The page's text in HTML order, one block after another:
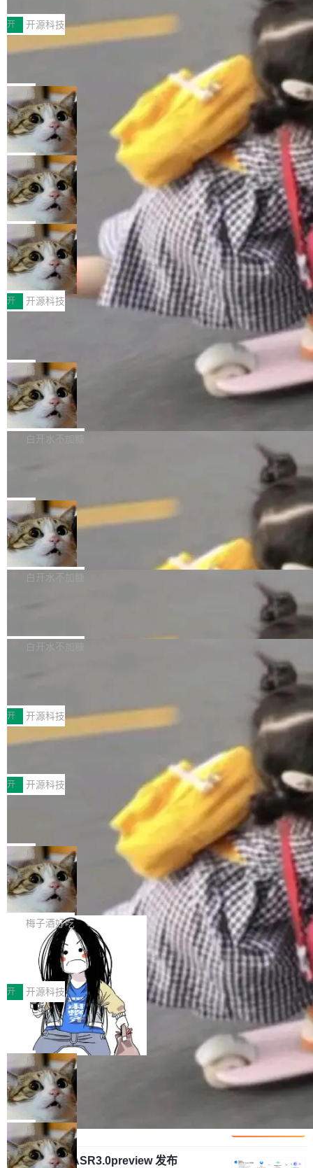
常维护操作，并完整支持 Iceberg V3 格式。
村国家自主创新示范区会议中心开幕。本届大会
由中关村智联软件服务业质量创新联盟主办，以
“智构可信·质创未来——AI原生时代的质量新范
式”为主题，直面AI从实验室走向规模化产业落地
的核心质量命题。会上，《2026智能研发生产力
工具选型手册》发布，Testin云测的Testin XAge
nt智能测试系统入选AI测试领域代表产品。对CI
O而言，这提示了一个转变：AI测试正在从效率
工具升级为企业的质量基础设施。 CIO面对的新
现实 过去两年，CIO们的焦虑清单上多了两项：
一是如何让大模型和智能体应用安全地从PoC走
向生产，二是如何让测试团队跟得上AI应用...
开 开源科技
让非法状态不可表示：一篇关于 ADT
有一种东西，一旦用过就回不去了。Alex Fedos
eev 管它叫"软件设计的基石"。 他说的东西不新
鲜——代数数据类型（ADT），尤其是和类型
（sum type）。但他说清楚了一件事：这不是类
型系统的学术体操，是日常编码的思维方式。 文
章从一个简单的例子切入。一个网站的深色主题
设置，如果用布尔值 + 可空字段来表示——bool
ean 表示是否可切换，nullable 的默认模式、浅
色方案、深色方案——会产生大量无意义的组
合。方案缺了、配置冲突了、全 null 了。要知道
哪些组合有效，作者说，你得靠"文档、校验、或
者部落知识"。 换个写法。Rust 的 enum，两个
变体：Switchable...
局
Cloudflare 开源内部企业 AI 平台 Clou
dflare OS
Cloudflare 发布了一个开源项目 Cloudflare O
S。如果你只看官方博客，你会觉得这是又一
个"AI 知识库 + 聊天机器人"——每个大厂都在
做，没什么新鲜的。 但 Kenton Varda 在 Twitte
r 上把事情说清楚了： 今天我们发布了 Cloudfla
re OS，一个带连接器的聊天机器人，跟其他所
有科技公司做的一样。只不过，实际上它不一
样。这是 Sandstorm.io 的重制版，我十年前的
那个创业公司。不同的是，这次它构建在 Cloudf
lare Workers 上——我花了九年时间搭建的平台
——并且深度集成了 AI。这基本上是我十年秘密
局
Deno 团队开源 Celld，可自托管的分
布式 Durable Objects
Ryan Dahl 领导的 Deno 团队推出了最新开源项
目 Celld，一个能在自己机器上运行 Cloudflare
Workers 和 Durable Objects 的守护进程。 设
计思路很直接：每个对象是一个独立的 SQLite
数据库，按名称寻址，复制到你自己的 S3 兼容
存储库里。节点之间只通过这个存储库协调——
没有控制平面，没有共识协议。每个对象自带一
个小型数据库，应用天然按分片构建，单个数据
库的竞争和爆炸半径问题在设计层面就被消除
了。 闲置的 cell 会休眠到几乎不占资源。当 cel
l 迁移或唤醒时，新宿主从 S3 恢复 SQLite 数据
库继续执行。存储库是持久化的唯一真相...
局
鲁大师7月新机性能/流畅/AI榜：vivo夺
性能、流畅双第一，三星Galaxy Z系列
新折叠缺席
2026年7月的手机市场，由于存储等硬件成本暴
增，手机厂商的日子也不好过啊，新机速度明显
放缓，因此硝烟味淡了许多。新机参数规格除开
高价的三星折叠（三星Galaxy Z Fold8 Ultra / Z
Fold8 / Z Flip8）外，其余要么是中低端机器，
例如iQOO Z11i、REDMI Note 17、REDMI No
te 17 Pro、OPPO K15，要么是vivo X300 E这
样的次旗舰。 Galaxy Z Fold8 Ultra / Z Fold8 /
Z Flip8三款折叠屏新机均在7月22日发布，且全
部搭载骁龙8 Elite Gen5 for Galaxy，它们本该
开 开源科技
Zed 编辑器团队发布了新项目——DeltaDB，一
个在 git commit 之间记录每一次编辑操作的版
本控制系统。目前处于 Early Access 阶段。 De
ltaDB 的核心思路直接写在 landing page 最显
眼的位置：「Software is made between com
mits」——软件是在 commit 之间写出来的。git
是把这段空隙补上。 回退到任何一次编辑：Delt
aDB 捕获 commit 之间的每一次操作，...
局
SpaceXAI 单季资本开支达 183 亿美元
根据风险投资人Tomer Tunguz 博客（VC 分
析）披露的最新分析与第二季度业绩报告，Spac
微软同期总资本开支的四成。 与亚马逊、Alpha
bet、微软以及 Meta 等传统科技巨头相比，Spa
ceXAI的资金消耗速度尤为引人瞩目。然而，支
撑庞大支出的资金来源却呈现出截然不同的面
貌。数据显示，微软和 Meta 主要依托充沛的经
白开水不加糖
一个在终端里运行的编程 agent；Muse Spark
1.2，驱动这个 agent 的新模型。一句话概括：
你可以用 curl -fsSL https://dev.meta.ai/install.
sh | bash 安装一个能在大项目里自动规划、写
代码、验证结果的 AI 终端工具。 据介绍，Muse
个主 agent 循环，外加一组后台 agent。这些后
局
美团开源 LoHoSearch，用知识图谱校
准 AI 能力认知
机器出题的前提，是让机器拥有全局视野。整个
构建流程可以分为四个环节：建图 → 控制难度
白开水不加糖
库，并将作为transport接入Mooncake TENT。
MPComm将作为一种传输引擎接入Mooncake T
ENT，实现零拷贝传输性能提升30%、非零拷贝
传输性能最高提升5倍。UCL-MPComm底层基
于自研UCL-Engine通信引擎，后续腾讯网平将
持续开源更多基于UCL-Engine的高性能通信组
件。 腾讯网平团队在UCL-MPComm中实现了一
个独立于业务线程的全局通信引擎（Engine），
白开水不加糖
型案例入选名单》，深信服“面向企业研发场景的
开源 AI 编程平台 CoStrict 应用”凭借卓越的技术
创新与落地成效成功入选。 全链路私有化部署，
助力企业AI研发安全落地 当前，越来越多企业已
经开始引入 AI Coding 工具，通过调用公有云模
型或企业内部部署模型提升研发效率。但随着 AI
Coding 从个人辅助工具逐步走向团队级、组织
级应用，企业在规模化落地过程中，对安全性、
可控性和代码质量提出了更高要求。 首先是数据
安全与合规要求。对于大多数普通研发场景，公
有云模型能够满足快速试用和效率提升的需求。
但对于金融、能源、医疗等对数据安全要求较...
开 开源科技
深信服AI算力网关入选工信部人工智能
前不久，工业和信息化部正式发布《2025年人工
智能应用典型案例名单》，集中展示人工智能在
各领域的应用成果，覆盖技术底座、行业赋能、
产品应用、支撑保障、专题等五大方向。深信服
AI算力网关（AI创新平台）成功入选！ 随着各行
各业的Agent走向规模化建设，算力构成形态逐
渐丰富，用户关注的重点也在发生变化：不只是
让AI用起来，还要进一步看清混合算力时代下，
Token花在哪里、算力是否被充分利用，以及持
续增长的AI成本该如何优化。 深信服AI算力网关
正是围绕这些实际问题，从Token治理和成本治
理两个方面，让用户的每一份算力都看得清、管
得住、用得稳、省得下、更安全！ 一、从现在开
始，Token使用一目...
开 开源科技
Jeff Dean 离开 Google：一个时代的结
束，一个实验室的开始
Google 员工编号 20。MapReduce 作者之一。
Bigtable 作者之一。TensorFlow 的作者之一。
Gemini 的架构师。Google 首席科学家。 Jeff D
ean 在 Google 工作了 27 年后，宣布离职。 他
不是一个人走。一同离开的还有 Sanjay Ghema
wat（Google 员工编号 23，Jeff Dean 二十多
年的编程搭档，MapReduce 和 Bigtable 的共同
作者）、Quoc Le（Google 大脑核心成员，Se
q2Seq 和 DocAI 的共同发明人）以及 Oriol Vin
yals（Gemini 联合负责人，AlphaSta...
局
🔥 SolonCode v2026.8.4 发布：界面
字体可调、22 种语言、记忆搜索增强
打开终端就能上岗的全中文编码智能体，这一轮
把「看得清、用母语、记得住」三件事一次补
齐。 SolonCode 是什么 SolonCode 是杭州无
耳科技研发的企业级终端编码智能体——一位全
中文驱动的数字员工，自主理解需求、规划步
骤、编写代码。不挑模型、不挑平台，curl 一行
装完即用。 开源地址：Gitee · GitCode · GitHu
b 安装 支持 Java 8+（8~26）、macOS / Linu
x / Windows / Harmony PC。 # macOS / Linu
x / Harmony PC curl -fsSL https://solon.noea
r.org/solon...
梅子酒好吃
让“代码语义理解”深度释放AI Coding
价值潜能：华为云码道（CodeArts）
代码仓技术解析
一、代码仓深度理解技术的作用与价值 在软件工
程实践中，代码仓是企业核心知识资产的主要载
体。企业级代码仓库通常包含数十万乃至数百万
个文件，其规模远超单次模型调用可承载的上下
文窗口。随着项目规模的持续扩张与代码历史的
不断累积，代码仓中的模块关系、接口契约、业
务逻辑等关键信息往往分散于数十乃至数百个文
件之中，形成高度复杂的知识关联网络。传统的
代码检索手段（如关键词匹配、目录遍历）仅能
在语法层面完成文本定位，难以触及代码的语义
内涵与结构关联，导致开发者使用代码智能体在
理解大规模代码仓时面临显著"代码仓理解"瓶
开 开源科技
一条“删库”命令跑 17 小时，算法工程
师删光 89TB 数据只为干私活
最高人民检察院8月4日公布了一起案件：北京一
名90后算法工程师王某，为了给自己接的私活腾
服务器空间，删光了公司AI游戏部门的全部核心
数据。 王某2024年1月入职东城区某科技公司AI
短剧部门，有互联网大厂背景。在公司内部架构
调整期间，部门三次通知全员将数据从A集群迁
移到B集群，王某都回复了"收到"。 他没有迁移
数据。2024年9月3日下午4点，他使用此前登录
局
Cloudflare 分享推理优化实践：KV ca
che 量化 + 权重压缩，吞吐量提升 4
1%，成本降 30%
Kimi 和 GLM 是当前最强的大模型系列之一，但
它们有一个共同的问题：太吃显存了。月之暗面
的 Kimi K 系列和智谱的 GLM 都是长上下文、M
oE 架构的大模型，好用到让人上瘾，但 GPU 显
局
腾讯混元 Hy ASR3.0preview 发布